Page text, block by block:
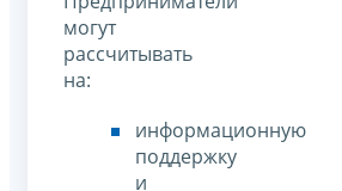
могут
рассчитывать
на:
информационную
поддержку
и